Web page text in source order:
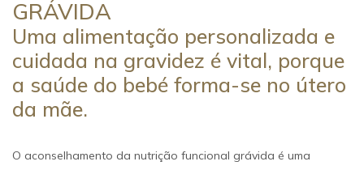
GRÁVIDA
Uma alimentação personalizada e
cuidada na gravidez é vital, porque
a saúde do bebé forma-se no útero
da mãe.
O aconselhamento da nutrição funcional grávida é uma
Lembrar-me Senha perdida?